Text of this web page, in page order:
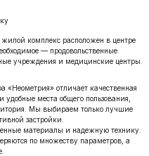
комплекс расположен в центре
— продовольственные
учреждения и медицинские центры.
«Неометрия» отличает качественная
места общего пользования,
Мы выбираем только лучшие
застройки.
материалы и надежную технику.
по множеству параметров, а